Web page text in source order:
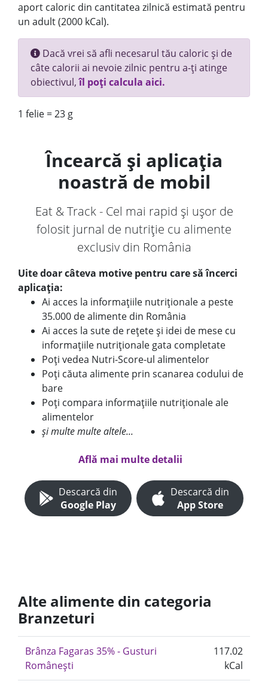
aport caloric din cantitatea zilnică estimată pentru
un adult (2000 kCal).
Dacă vrei să afli necesarul tău caloric și de
câte calorii ai nevoie zilnic pentru a-ți atinge
obiectivul,îl poți calcula aici.
1 felie = 23 g
Încearcă și aplicația
noastră de mobil
Eat & Track - Cel mai rapid și ușor de
folosit jurnal de nutriție cu alimente
exclusiv din România
Uite doar câteva motive pentru care să încerci
aplicația:
Ai acces la informațiile nutriționale a peste
35.000 de alimente din România
Ai acces la sute de rețete și idei de mese cu
informațiile nutriționale gata completate
Poți vedea Nutri-Score-ul alimentelor
Poți căuta alimente prin scanarea codului de
bare
Poți compara informațiile nutriționale ale
alimentelor
și multe multe altele...
Află mai multe detalii
Descarcă din
Google Play
Descarcă din
App Store
Alte alimente din categoria
Branzeturi
Brânza Fagaras 35% - Gusturi
Românești
117.02
kCal